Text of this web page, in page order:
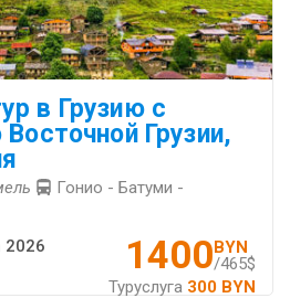
в Грузию с
Грузии,
Гонио - Батуми -
1400BYN
/465$
Туруслуга 300 BYN
2026